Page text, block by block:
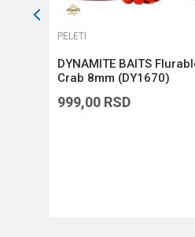
PELETI
DYNAMITE BAITS
Crab 8mm (DY1670)
999,00 RSD